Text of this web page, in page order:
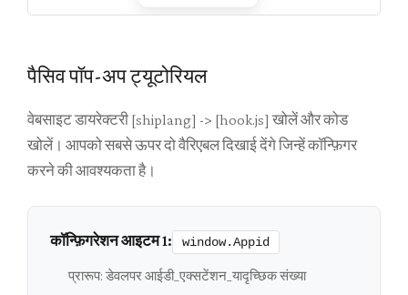
पैसिव पॉप-अप ट्यूटोरियल
वेबसाइट डायरेक्टरी [shiplang] -> [hook.js] खोलें और कोड
खोलें। आपको सबसे ऊपर दो वैरिएबल दिखाई देंगे जिन्हें कॉन्फ़िगर
करने की आवश्यकता है।
कॉन्फ़िगरेशन आइटम 1: window.Appid
प्रारूप: डेवलपर आईडी_एक्सटेंशन_यादृच्छिक संख्या